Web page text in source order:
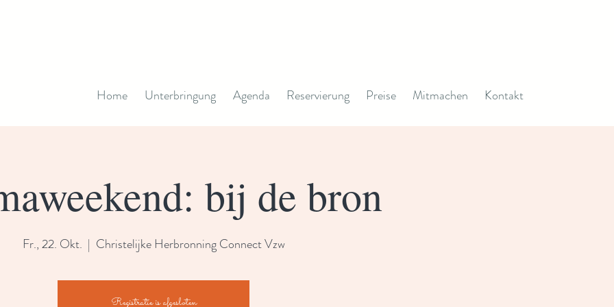
Home Unterbringung Agenda Reservierung Preise Mitmachen Kontakt
bij de bron
Fr., 22. Okt.
  |
Christelijke Herbronning Connect Vzw
Registratie is afgesloten